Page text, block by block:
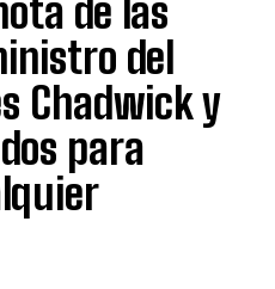
de las
del
Chadwick y
para